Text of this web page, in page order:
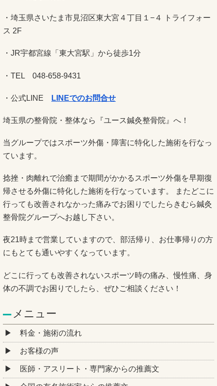
・埼玉県さいたま市見沼区東大宮４丁目１−４ トライフォー
ス 2F
・JR宇都宮線「東大宮駅」から徒歩1分
・TEL 048-658-9431
・公式LINE LINEでのお問合せ
埼玉県の整骨院・整体なら『ユース鍼灸整骨院』へ！
当グループではスポーツ外傷・障害に特化した施術を行なっ
ています。
捻挫・肉離れで治癒まで期間がかかるスポーツ外傷を早期復
帰させる外傷に特化した施術を行なっています。 またどこに
行っても改善されなかった痛みでお困りでしたらきむら鍼灸
整骨院グループへお越し下さい。
夜21時まで営業していますので、部活帰り、お仕事帰りの方
にもとても通いやすくなっています。
どこに行っても改善されないスポーツ時の痛み、慢性痛、身
体の不調でお困りでしたら、ぜひご相談ください！
メニュー
料金・施術の流れ
お客様の声
医師・アスリート・専門家からの推薦文